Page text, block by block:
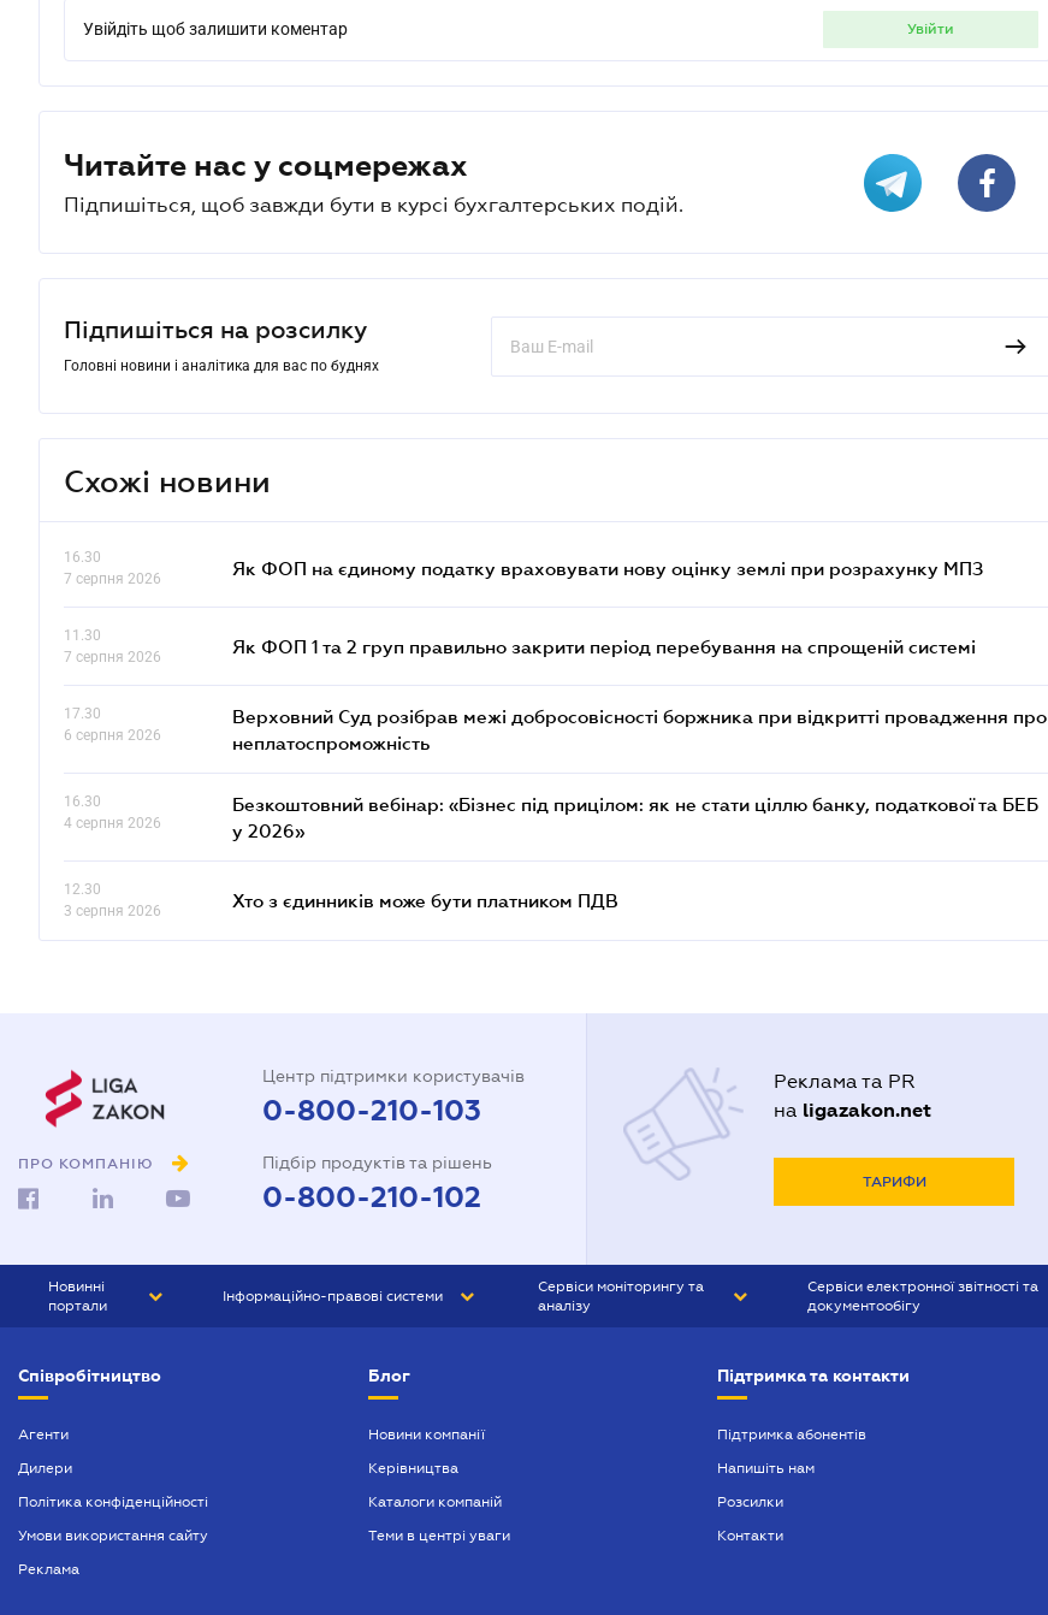
Увійдіть щоб залишити коментар увійти
Читайте нас у соцмережах
Підпишіться, щоб завжди бути в курсі бухгалтерських подій.
Підпишіться на розсилку
Головні новини і аналітика для вас по буднях
Схожі новини
16.30
7 серпня 2026
Як ФОП на єдиному податку враховувати нову оцінку землі при розрахунку МПЗ
11.30
7 серпня 2026
Як ФОП 1 та 2 груп правильно закрити період перебування на спрощеній системі
17.30
6 серпня 2026
Верховний Суд розібрав межі добросовісності боржника при відкритті провадження про
неплатоспроможність
16.30
4 серпня 2026
Безкоштовний вебінар: «Бізнес під прицілом: як не стати ціллю банку, податкової та БЕБ
у 2026»
12.30
3 серпня 2026
Хто з єдинників може бути платником ПДВ
ПРО КОМПАНІЮ
Центр підтримки користувачів
0-800-210-103
Підбір продуктів та рішень
0-800-210-102
Реклама та PR
на ligazakon.net
ТАРИФИ
Новинні
портали
БІЗНЕС
Інформаційно-правові системи
БУХГАЛТЕР ПРОФ
Сервіси моніторингу та
аналізу
Сервіси електронної звітності та
документообігу
Співробітництво
Агенти
Дилери
Політика конфіденційності
Умови використання сайту
Реклама
Блог
Новини компанії
Керівництва
Каталоги компаній
Теми в центрі уваги
Підтримка та контакти
Підтримка абонентів
Напишіть нам
Розсилки
Контакти